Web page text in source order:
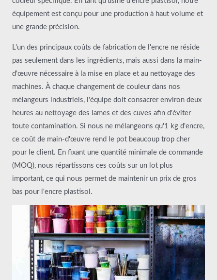
équipement est conçu pour une production à haut volume et
une grande précision.
L'un des principaux coûts de fabrication de l'encre ne réside
pas seulement dans les ingrédients, mais aussi dans la main-
d'œuvre nécessaire à la mise en place et au nettoyage des
machines. À chaque changement de couleur dans nos
mélangeurs industriels, l'équipe doit consacrer environ deux
heures au nettoyage des lames et des cuves afin d'éviter
toute contamination. Si nous ne mélangeons qu'1 kg d'encre,
ce coût de main-d'œuvre rend le pot beaucoup trop cher
pour le client. En fixant une quantité minimale de commande
(MOQ), nous répartissons ces coûts sur un lot plus
important, ce qui nous permet de maintenir un prix de gros
bas pour l'encre plastisol.